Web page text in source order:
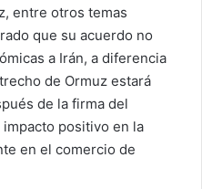
entre otros temas
que su acuerdo no
a Irán, a diferencia
de Ormuz estará
de la firma del
positivo en la
en el comercio de